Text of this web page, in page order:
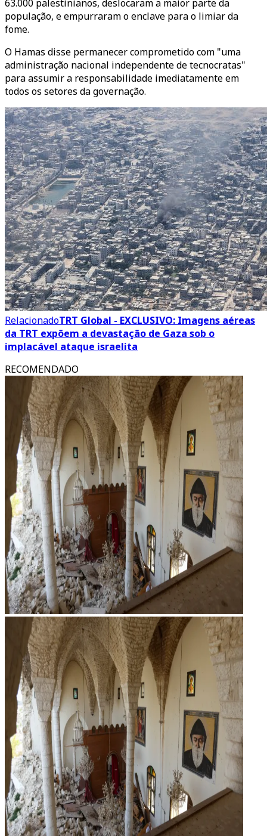
63.000 palestinianos, deslocaram a maior parte da
população, e empurraram o enclave para o limiar da
fome.
O Hamas disse permanecer comprometido com "uma
administração nacional independente de tecnocratas"
para assumir a responsabilidade imediatamente em
todos os setores da governação.
RelacionadoTRT Global - EXCLUSIVO: Imagens aéreas
da TRT expõem a devastação de Gaza sob o
implacável ataque israelita
RECOMENDADO